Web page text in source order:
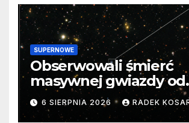
SUPERNOWE
Obserwowali śmierć
masywnej gwiazdy od
samego początku.
cenne dane
6 SIERPNIA 2026 RADEK